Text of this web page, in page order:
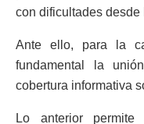
con dificultades
Ante ello, para la
fundamental la
cobertura informativa
Lo anterior